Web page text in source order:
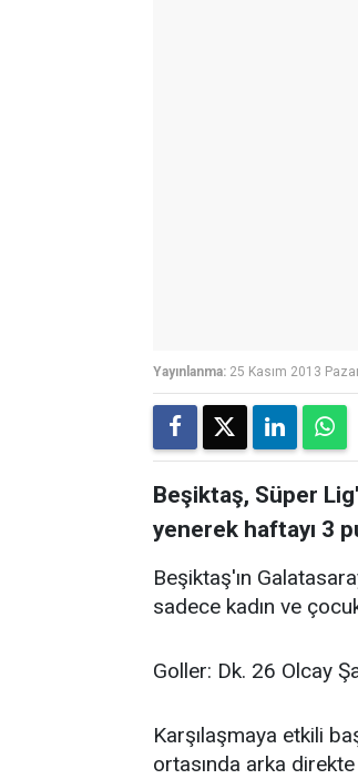
Yayınlanma: 25 Kasım 2013
Beşiktaş, Süper
yenerek haftayı 3
Beşiktaş'ın
sadece kadın ve
Goller: Dk. 26 Olcay
Karşılaşmaya etkili
ortasında arka